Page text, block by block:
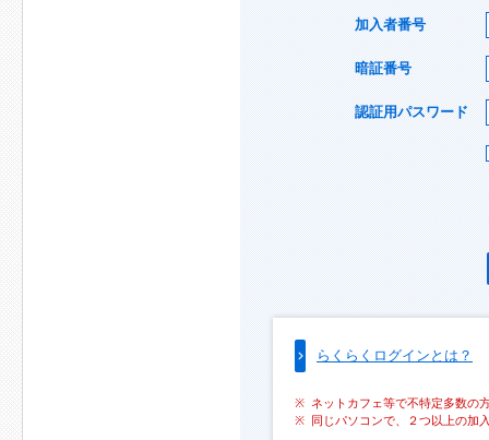
加入者番号
暗証番号
認証用パスワード
らくらくログインとは？
ネットカフェ等で不特定多数の
同じパソコンで、２つ以上の加